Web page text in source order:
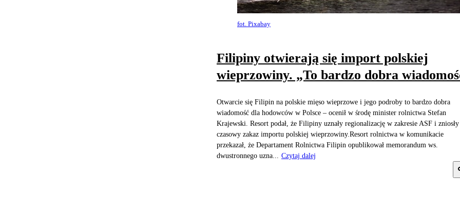
fot. Pixabay
Filipiny otwierają się import polskiej
wieprzowiny. „To bardzo dobra
Otwarcie się Filipin na polskie mięso wieprzowe i jego podroby to bardzo dobra
wiadomość dla hodowców w Polsce – ocenił w środę minister rolnictwa Stefan
Krajewski. Resort podał, że Filipiny uznały regionalizację w zakresie ASF i zniosły
czasowy zakaz importu polskiej wieprzowiny.Resort rolnictwa w komunikacie
przekazał, że Departament Rolnictwa Filipin opublikował memorandum ws.
dwustronnego uzna...
Czytaj dalej